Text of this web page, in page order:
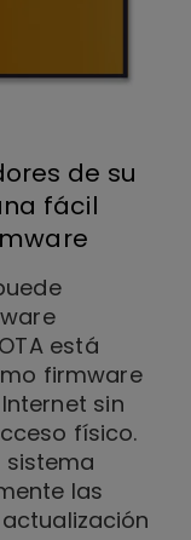
de su
fácil
está
firmware
sin
físico.
sistema
las